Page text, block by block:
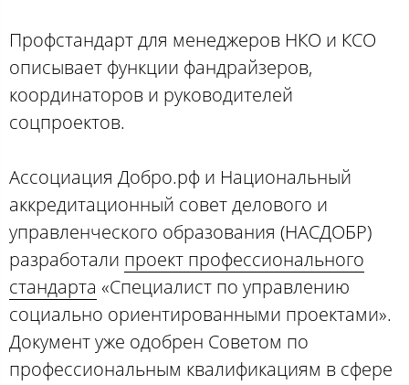
Профстандарт для менеджеров НКО и КСО
описывает функции фандрайзеров,
координаторов и руководителей
соцпроектов.
Ассоциация Добро.рф и Национальный
аккредитационный совет делового и
управленческого образования (НАСДОБР)
разработали проект профессионального
стандарта «Специалист по управлению
социально ориентированными проектами».
Документ уже одобрен Советом по
профессиональным квалификациям в сфере